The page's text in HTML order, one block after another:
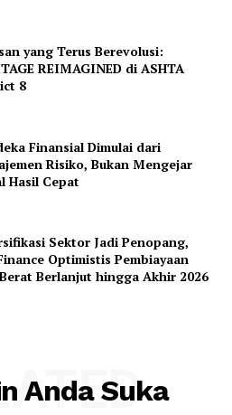
yang Terus Berevolusi:
REIMAGINED di ASHTA
8
Finansial Dimulai dari
Risiko, Bukan Mengejar
Hasil Cepat
Sektor Jadi Penopang,
Optimistis Pembiayaan
Berlanjut hingga Akhir 2026
Anda Suka